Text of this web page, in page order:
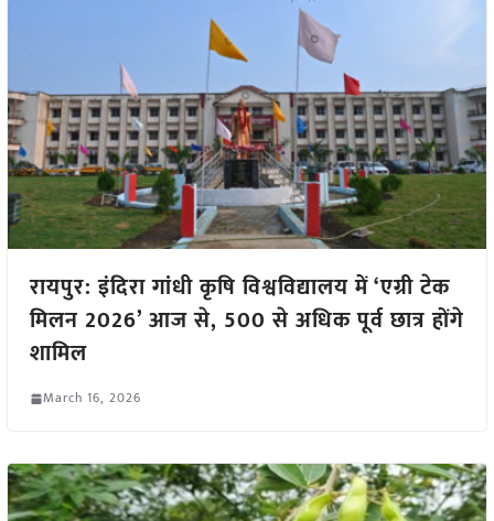
रायपुर: इंदिरा गांधी कृषि विश्वविद्यालय में ‘एग्री टेक
मिलन 2026’ आज से, 500 से अधिक पूर्व छात्र होंगे
शामिल
March 16, 2026